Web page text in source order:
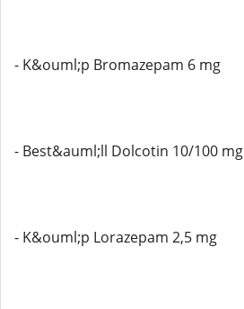
- K&ouml;p Bromazepam 6 mg
- Best&auml;ll Dolcotin 10/100 mg
- K&ouml;p Lorazepam 2,5 mg